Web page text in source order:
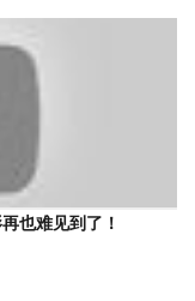
也难见到了！